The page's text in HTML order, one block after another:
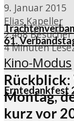
61.
Erntedankfest
9. Januar 2015
Elias Kapeller
2.468 Besucher
4 Minuten
Kino-Modus
Montag,
kurz vor